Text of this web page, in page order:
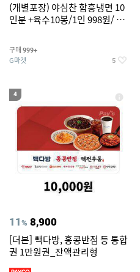
(개별포장) 야심찬 함흥냉면 10
인분 +육수10봉/1인 998원/ 머
구매 999+
G마켓 5
4
11% 8,900
[더본] 빽다방, 홍콩반점 등 통합
권 1만원권_잔액관리형